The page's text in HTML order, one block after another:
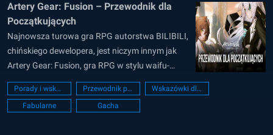
Artery Gear: Fusion – Przewodnik dla
Początkujących
Najnowsza turowa gra RPG autorstwa BILIBILI,
chińskiego dewelopera, jest niczym innym jak
Artery Gear: Fusion, gra RPG w stylu waifu-
collector, która opowiada o apokaliptycznej
fabule, której akcja rozgrywa się w odległej
przyszłości planety Ziemia. Gra zawiera szereg
Porady i wskazówki Przewodnik początkującego
Wskazówki dla początkujących
Fabularne
Gacha